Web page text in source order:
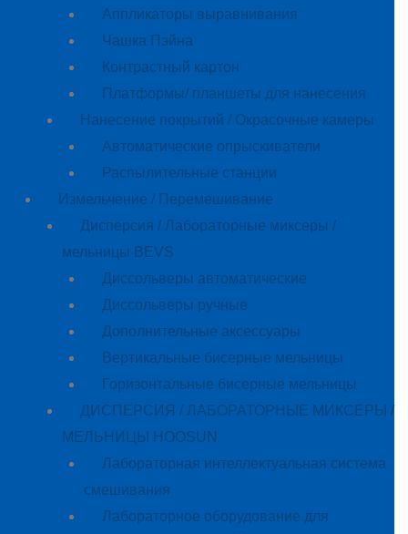
Аппликаторы выравнивания
Чашка Пэйна
Контрастный картон
Платформы/ планшеты для нанесения
Нанесение покрытий / Окрасочные камеры
Автоматические опрыскиватели
Распылительные станции
Измельчение / Перемешивание
Дисперсия / Лабораторные миксеры /
мельницы BEVS
Диссольверы автоматические
Диссольверы ручные
Дополнительные аксессуары
Вертикальные бисерные мельницы
Горизонтальные бисерные мельницы
ДИСПЕРСИЯ / ЛАБОРАТОРНЫЕ МИКСЕРЫ /
МЕЛЬНИЦЫ HOOSUN
Лабораторная интеллектуальная система
смешивания
Лабораторное оборудование для